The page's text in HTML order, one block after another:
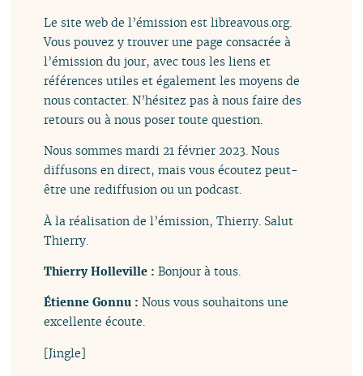
Le site web de l’émission est libreavous.org.
Vous pouvez y trouver une page consacrée à
l’émission du jour, avec tous les liens et
références utiles et également les moyens de
nous contacter. N’hésitez pas à nous faire des
retours ou à nous poser toute question.
Nous sommes mardi 21 février 2023. Nous
diffusons en direct, mais vous écoutez peut-
être une rediffusion ou un podcast.
À la réalisation de l’émission, Thierry. Salut
Thierry.
Thierry Holleville :Bonjour à tous.
Étienne Gonnu :Nous vous souhaitons une
excellente écoute.
[Jingle]